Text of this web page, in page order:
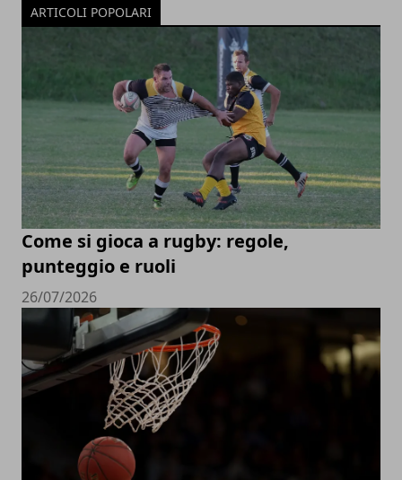
ARTICOLI POPOLARI
Come si gioca a rugby: regole,
punteggio e ruoli
26/07/2026